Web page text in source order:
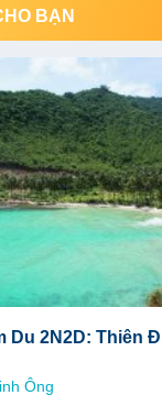
BẠN
Du 2N2D: Thiên
Ông